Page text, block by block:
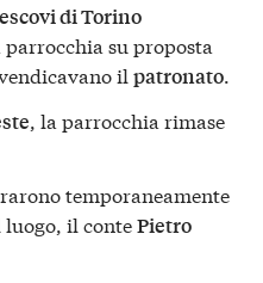
di Torino
su proposta
il patronato.
, la parrocchia rimase
temporaneamente
luogo, il contePietro